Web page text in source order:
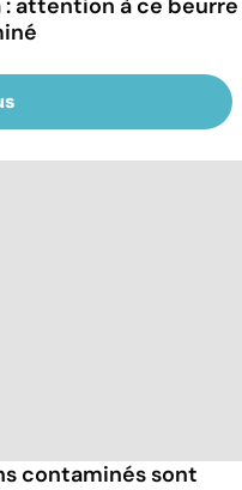
contaminés sont